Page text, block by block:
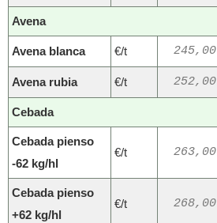
Avena
Avena blanca €/t 245,00
Avena rubia €/t 252,00
Cebada
Cebada pienso
-62 kg/hl
€/t 263,00
Cebada pienso
+62 kg/hl
€/t 268,00